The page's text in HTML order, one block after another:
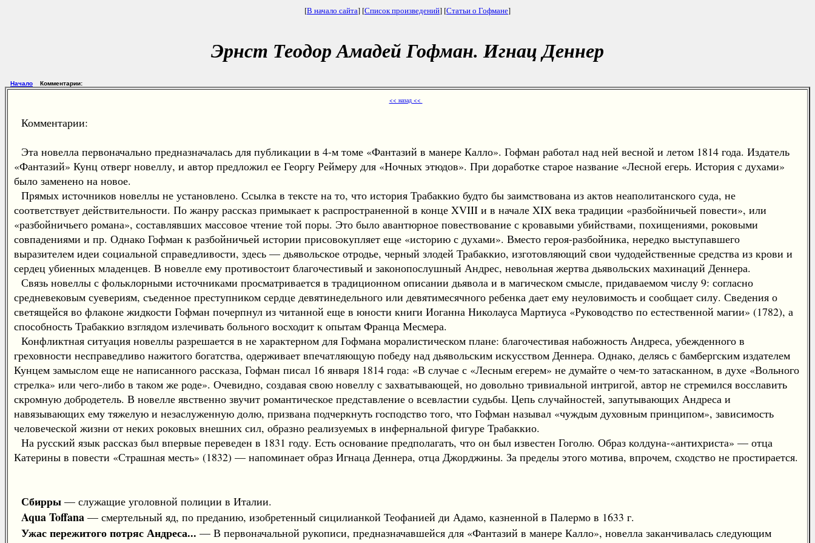
[В начало сайта] [Список произведений] [Статьи о Гофмане]
Эрнст Теодор Амадей Гофман. Игнац Деннер
Начало Комментарии:
<< назад <<
Комментарии:
Эта новелла первоначально предназначалась для публикации в 4-м томе «Фантазий в манере Калло». Гофман работал над ней весной и летом 1814 года. Издатель
«Фантазий» Кунц отверг новеллу, и автор предложил ее Георгу Реймеру для «Ночных этюдов». При доработке старое название «Лесной егерь. История с духами»
было заменено на новое.
Прямых источников новеллы не установлено. Ссылка в тексте на то, что история Трабаккио будто бы заимствована из актов неаполитанского суда, не
соответствует действительности. По жанру рассказ примыкает к распространенной в конце XVIII и в начале XIX века традиции «разбойничьей повести», или
«разбойничьего романа», составлявших массовое чтение той поры. Это было авантюрное повествование с кровавыми убийствами, похищениями, роковыми
совпадениями и пр. Однако Гофман к разбойничьей истории присовокупляет еще «историю с духами». Вместо героя-разбойника, нередко выступавшего
выразителем идеи социальной справедливости, здесь — дьявольское отродье, черный злодей Трабаккио, изготовляющий свои чудодейственные средства из крови и
сердец убиенных младенцев. В новелле ему противостоит благочестивый и законопослушный Андрес, невольная жертва дьявольских махинаций Деннера.
Связь новеллы с фольклорными источниками просматривается в традиционном описании дьявола и в магическом смысле, придаваемом числу 9: согласно
средневековым суевериям, съеденное преступником сердце девятинедельного или девятимесячного ребенка дает ему неуловимость и сообщает силу. Сведения о
светящейся во флаконе жидкости Гофман почерпнул из читанной еще в юности книги Иоганна Николауса Мартиуса «Руководство по естественной магии» (1782), а
способность Трабаккио взглядом излечивать больного восходит к опытам Франца Месмера.
Конфликтная ситуация новеллы разрешается в не характерном для Гофмана моралистическом плане: благочестивая набожность Андреса, убежденного в
греховности несправедливо нажитого богатства, одерживает впечатляющую победу над дьявольским искусством Деннера. Однако, делясь с бамбергским издателем
Кунцем замыслом еще не написанного рассказа, Гофман писал 16 января 1814 года: «В случае с «Лесным егерем» не думайте о чем-то затасканном, в духе «Вольного
стрелка» или чего-либо в таком же роде». Очевидно, создавая свою новеллу с захватывающей, но довольно тривиальной интригой, автор не стремился восславить
скромную добродетель. В новелле явственно звучит романтическое представление о всевластии судьбы. Цепь случайностей, запутывающих Андреса и
навязывающих ему тяжелую и незаслуженную долю, призвана подчеркнуть господство того, что Гофман называл «чуждым духовным принципом», зависимость
человеческой жизни от неких роковых внешних сил, образно реализуемых в инфернальной фигуре Трабаккио.
На русский язык рассказ был впервые переведен в 1831 году. Есть основание предполагать, что он был известен Гоголю. Образ колдуна-«антихриста» — отца
Катерины в повести «Страшная месть» (1832) — напоминает образ Игнаца Деннера, отца Джорджины. За пределы этого мотива, впрочем, сходство не простирается.
Сбирры — служащие уголовной полиции в Италии.
Aqua Toffana — смертельный яд, по преданию, изобретенный сицилианкой Теофанией ди Адамо, казненной в Палермо в 1633 г.
Ужас пережитого потряс Андреса... — В первоначальной рукописи, предназначавшейся для «Фантазий в манере Калло», новелла заканчивалась следующим